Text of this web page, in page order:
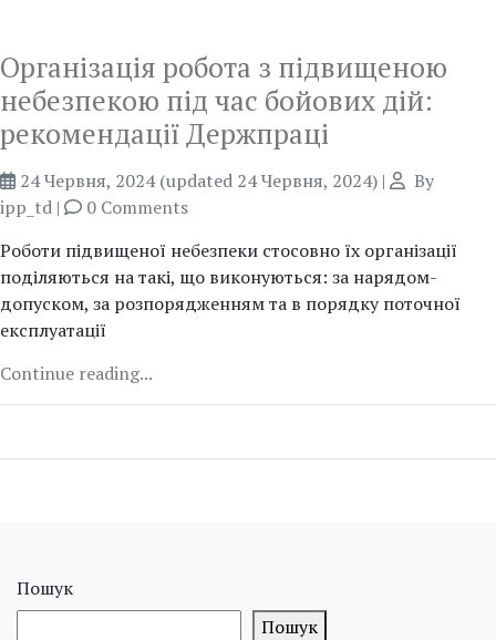
Організація робота з підвищеною
небезпекою під час бойових дій:
рекомендації Держпраці
24 Червня, 2024 (updated 24 Червня, 2024) |
By
ipp_td |
0 Comments
Роботи підвищеної небезпеки стосовно їх організації
поділяються на такі, що виконуються: за нарядом-
допуском, за розпорядженням та в порядку поточної
експлуатації
Continue reading...
Пошук
Пошук